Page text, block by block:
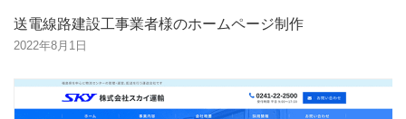
送電線路建設工事業者様のホームページ制作
2022年8月1日